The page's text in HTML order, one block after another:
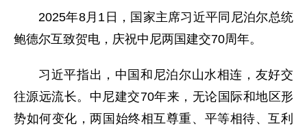
2025年8月1日，国家主席习近平同尼泊尔总统
鲍德尔互致贺电，庆祝中尼两国建交70周年。
习近平指出，中国和尼泊尔山水相连，友好交
往源远流长。中尼建交70年来，无论国际和地区形
势如何变化，两国始终相互尊重、平等相待、互利